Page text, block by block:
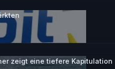
zeigt eine tiefere Kapitulation